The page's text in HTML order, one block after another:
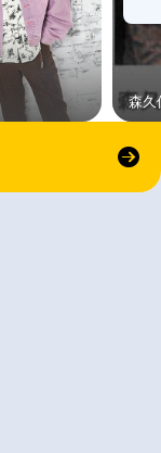
森久